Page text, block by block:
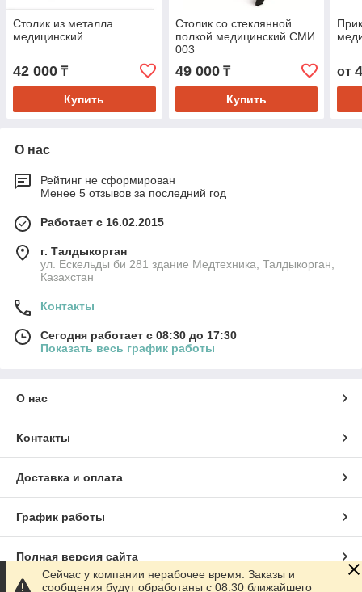
Столик из металла
медицинский
42 000 ₸
Купить
Столик со стеклянной
полкой медицинский СМИ
003
49 000₸
Купить
от
О нас
Рейтинг не сформирован
Менее 5 отзывов за последний год
Работает с 16.02.2015
г. Талдыкорган
ул. Ескельды би 281 здание Медтехника, Талдыкорган,
Казахстан
Контакты
Сегодня работает с 08:30 до 17:30
Показать весь график работы
О нас
Контакты
Доставка и оплата
График работы
Полная версия сайта
Сейчас у компании нерабочее время. Заказы и
сообщения будут обработаны с 08:30 ближайшего